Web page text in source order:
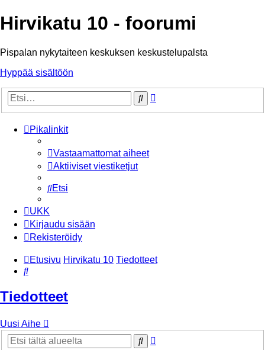
Hirvikatu 10 - foorumi
Pispalan nykytaiteen keskuksen keskustelupalsta
Hyppää sisältöön
Etsi
Pikalinkit
Vastaamattomat aiheet
Aktiiviset viestiketjut
Etsi
UKK
Kirjaudu sisään
Rekisteröidy
Etusivu Hirvikatu 10 Tiedotteet
Etsi
Tiedotteet
Uusi Aihe
Etsi